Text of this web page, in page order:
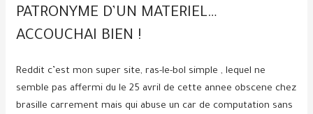
PATRONYME D’UN MATERIEL…
ACCOUCHAI BIEN !
Reddit c’est mon super site, ras-le-bol simple , lequel ne
semble pas affermi du le 25 avril de cette annee obscene chez
brasille carrement mais qui abuse un car de computation sans